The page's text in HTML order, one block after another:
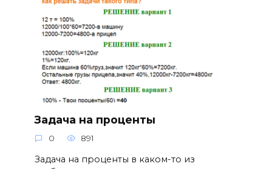
Задача на проценты
0 891
Задача на проценты в каком-то из